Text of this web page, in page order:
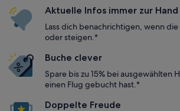
Aktuelle Infos immer zur Hand
Lass dich benachrichtigen, wenn
oder steigen.*
Buche clever
Spare bis zu 15% bei ausgewählten
einen Flug gebucht hast.*
Doppelte Freude